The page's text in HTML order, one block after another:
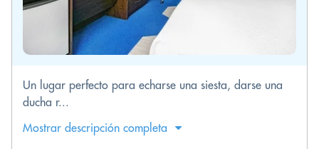
Un lugar perfecto para echarse una siesta, darse una
ducha r...
Mostrar descripción completa